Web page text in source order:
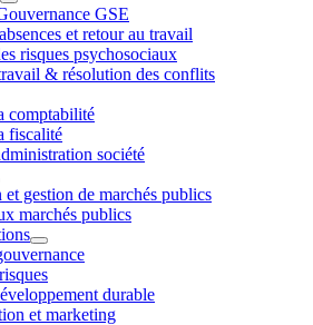
GSE
et retour au travail
risques psychosociaux
& résolution des conflits
comptabilité
fiscalité
société
gestion de marchés publics
marchés publics
durable
et marketing